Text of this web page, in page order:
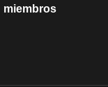
miembros